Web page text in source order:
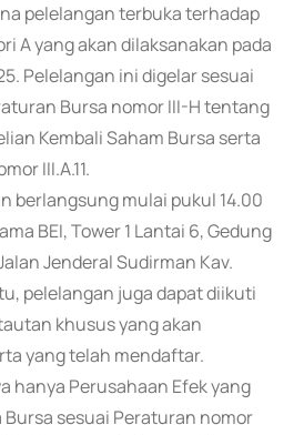
pelelangan terbuka terhadap
A yang akan dilaksanakan pada
Pelelangan ini digelar sesuai
Bursa nomor III-H tentang
Kembali Saham Bursa serta
III.A.11.
berlangsung mulai pukul 14.00
BEI, Tower 1 Lantai 6, Gedung
Jenderal Sudirman Kav.
pelelangan juga dapat diikuti
khusus yang akan
yang telah mendaftar.
hanya Perusahaan Efek yang
sesuai Peraturan nomor